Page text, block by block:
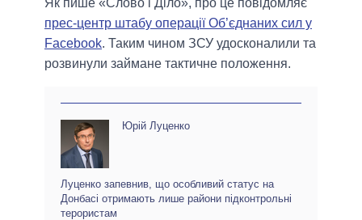
прес-центр штабу операції Об’єднаних сил у
Facebook. Таким чином ЗСУ удосконалили та
розвинули займане тактичне положення.
Юрій Луценко
Луценко запевнив, що особливий статус на
Донбасі отримають лише райони підконтрольні
терористам